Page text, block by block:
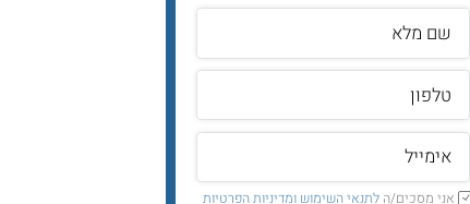
אני מסכים/הלתנאי השימוש ומדיניות הפרטיות